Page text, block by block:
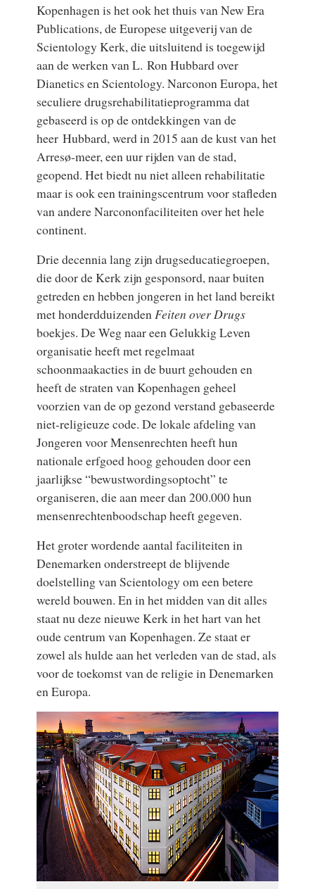
Kopenhagen is het ook het thuis van New Era
Publications, de Europese uitgeverij van de
Scientology Kerk, die uitsluitend is toegewijd
aan de werken van L. Ron Hubbard over
Dianetics en Scientology. Narconon Europa, het
seculiere drugsrehabilitatieprogramma dat
gebaseerd is op de ontdekkingen van de
heer Hubbard, werd in 2015 aan de kust van het
Arresø-meer, een uur rijden van de stad,
geopend. Het biedt nu niet alleen rehabilitatie
maar is ook een trainingscentrum voor stafleden
van andere Narcononfaciliteiten over het hele
continent.
Drie decennia lang zijn drugseducatiegroepen,
die door de Kerk zijn gesponsord, naar buiten
getreden en hebben jongeren in het land bereikt
met honderdduizenden Feiten over Drugs
boekjes. De Weg naar een Gelukkig Leven
organisatie heeft met regelmaat
schoonmaakacties in de buurt gehouden en
heeft de straten van Kopenhagen geheel
voorzien van de op gezond verstand gebaseerde
niet-religieuze code. De lokale afdeling van
Jongeren voor Mensenrechten heeft hun
nationale erfgoed hoog gehouden door een
jaarlijkse “bewustwordingsoptocht” te
organiseren, die aan meer dan 200.000 hun
mensenrechtenboodschap heeft gegeven.
Het groter wordende aantal faciliteiten in
Denemarken onderstreept de blijvende
doelstelling van Scientology om een betere
wereld bouwen. En in het midden van dit alles
staat nu deze nieuwe Kerk in het hart van het
oude centrum van Kopenhagen. Ze staat er
zowel als hulde aan het verleden van de stad, als
voor de toekomst van de religie in Denemarken
en Europa.